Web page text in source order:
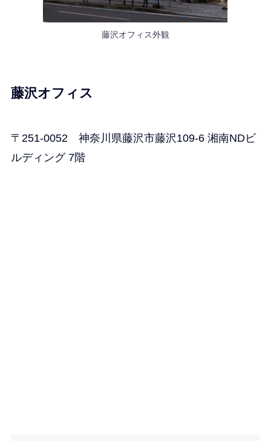
藤沢オフィス外観
藤沢オフィス
〒251-0052 神奈川県藤沢市藤沢109-6 湘南NDビ
ルディング 7階